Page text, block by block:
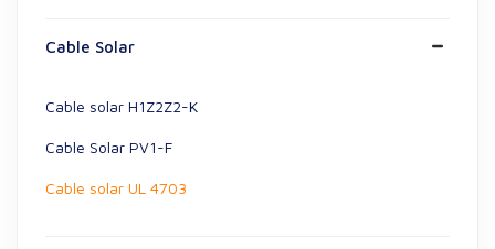
Cable Solar
Cable solar H1Z2Z2-K
Cable Solar PV1-F
Cable solar UL 4703